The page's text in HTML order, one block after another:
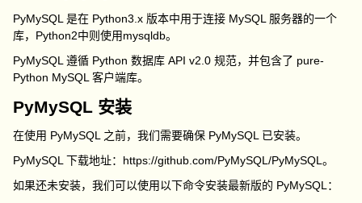
PyMySQL 是在 Python3.x 版本中用于连接 MySQL 服务器的一个
库，Python2中则使用mysqldb。
PyMySQL 遵循 Python 数据库 API v2.0 规范，并包含了 pure-
Python MySQL 客户端库。
PyMySQL 安装
在使用 PyMySQL 之前，我们需要确保 PyMySQL 已安装。
PyMySQL 下载地址：https://github.com/PyMySQL/PyMySQL。
如果还未安装，我们可以使用以下命令安装最新版的 PyMySQL：